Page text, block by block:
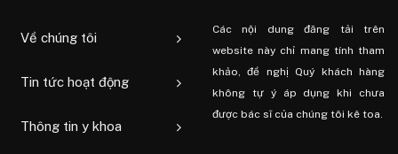
Về chúng tôi
Tin tức hoạt động
Thông tin y khoa
Các nội dung đăng tải trên
website này chỉ mang tính tham
khảo, đề nghị Quý khách hàng
không tự ý áp dụng khi chưa
được bác sĩ của chúng tôi kê toa.